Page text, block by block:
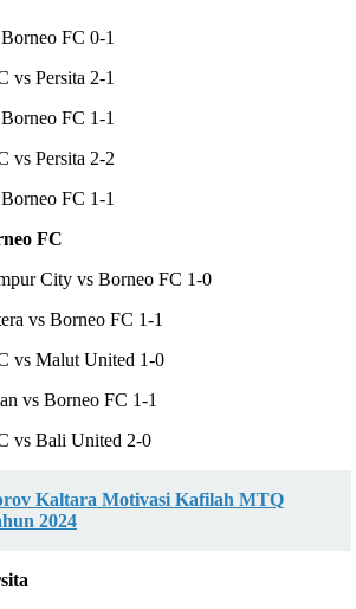
FC 0-1
vs Persita 2-1
FC 1-1
vs Persita 2-2
FC 1-1
FC
City vs Borneo FC 1-0
vs Borneo FC 1-1
vs Malut United 1-0
vs Borneo FC 1-1
vs Bali United 2-0
Kaltara Motivasi Kafilah MTQ
2024